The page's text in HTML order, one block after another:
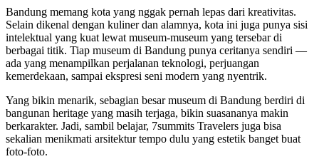
Bandung memang kota yang nggak pernah lepas dari kreativitas.
Selain dikenal dengan kuliner dan alamnya, kota ini juga punya sisi
intelektual yang kuat lewat museum-museum yang tersebar di
berbagai titik. Tiap museum di Bandung punya ceritanya sendiri —
ada yang menampilkan perjalanan teknologi, perjuangan
kemerdekaan, sampai ekspresi seni modern yang nyentrik.
Yang bikin menarik, sebagian besar museum di Bandung berdiri di
bangunan heritage yang masih terjaga, bikin suasananya makin
berkarakter. Jadi, sambil belajar, 7summits Travelers juga bisa
sekalian menikmati arsitektur tempo dulu yang estetik banget buat
foto-foto.